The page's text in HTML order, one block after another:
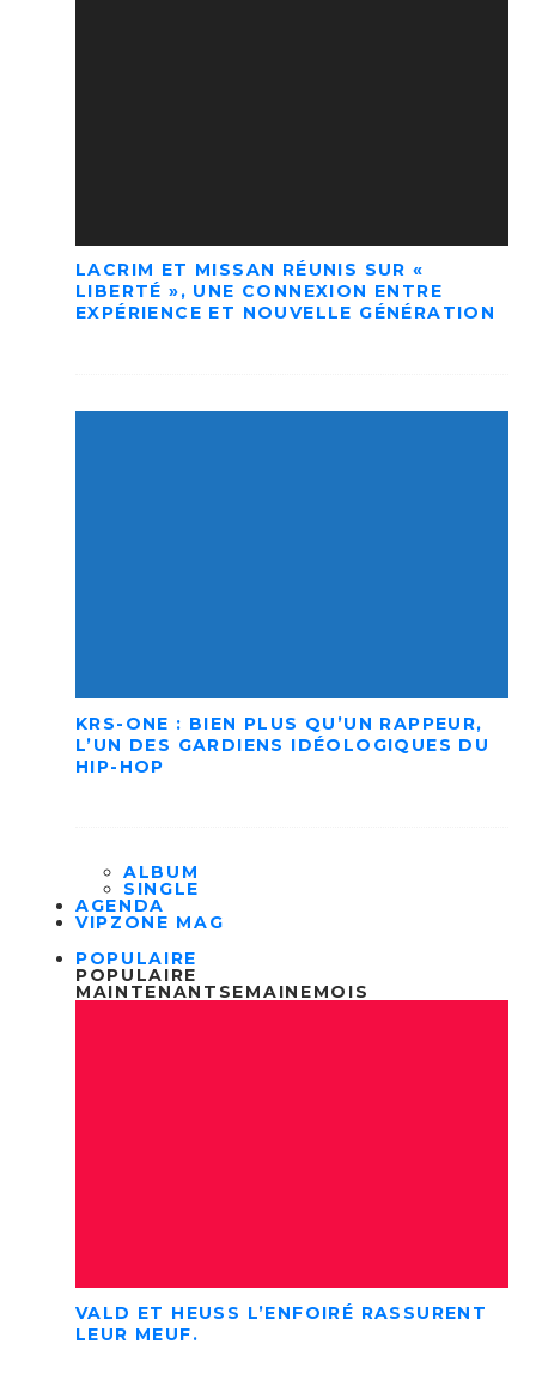
LACRIM ET MISSAN RÉUNIS SUR «
LIBERTÉ », UNE CONNEXION ENTRE
EXPÉRIENCE ET NOUVELLE GÉNÉRATION
KRS-ONE : BIEN PLUS QU’UN RAPPEUR,
L’UN DES GARDIENS IDÉOLOGIQUES DU
HIP-HOP
ALBUM
SINGLE
AGENDA
VIPZONE MAG
POPULAIRE
POPULAIRE
MAINTENANT SEMAINEMOIS
VALD ET HEUSS L’ENFOIRÉ RASSURENT
LEUR MEUF.